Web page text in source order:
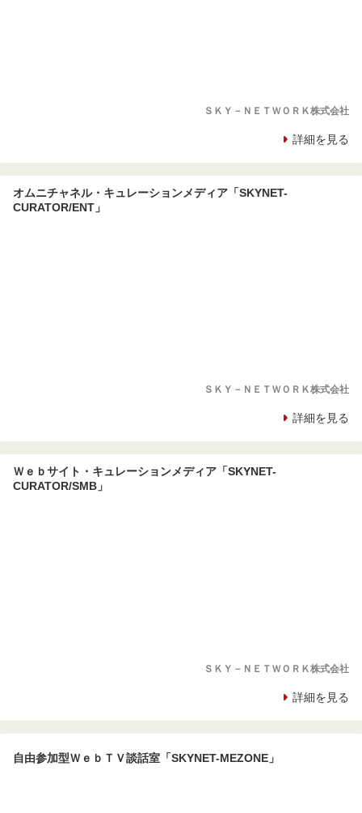
ＳＫＹ－ＮＥＴＷＯＲＫ株式会社
詳細を見る
オムニチャネル・キュレーションメディア「SKYNET-
CURATOR/ENT」
ＳＫＹ－ＮＥＴＷＯＲＫ株式会社
詳細を見る
Ｗｅｂサイト・キュレーションメディア「SKYNET-
CURATOR/SMB」
ＳＫＹ－ＮＥＴＷＯＲＫ株式会社
詳細を見る
自由参加型ＷｅｂＴＶ談話室「SKYNET-MEZONE」